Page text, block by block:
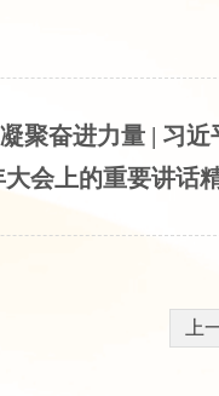
聚奋进力量 | 习
大会上的重要讲话
上